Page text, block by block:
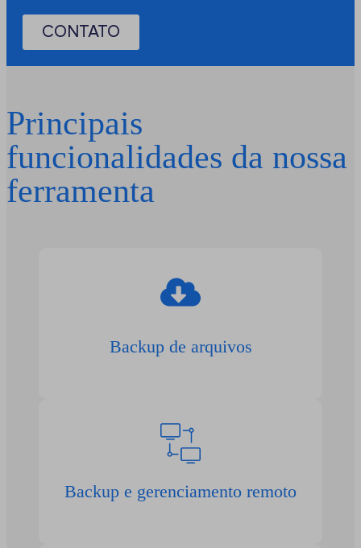
CONTATO
Principais
funcionalidades da nossa
ferramenta
Backup de arquivos
Backup e gerenciamento remoto